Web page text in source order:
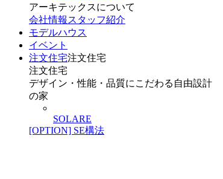
アーキテックスについて
会社情報 スタッフ紹介
モデルハウス
イベント
注文住宅注文住宅
注文住宅
デザイン・性能・品質にこだわる自由設計
の家
SOLARE
[OPTION] SE構法